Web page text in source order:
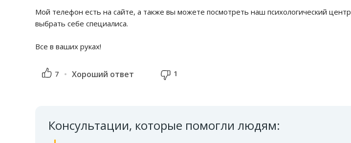
Мой телефон есть на сайте, а также вы можете посмотреть наш психологический
выбрать себе специалиса.
Все в ваших руках!
7 Хороший ответ 1
Консультации, которые помогли людям: